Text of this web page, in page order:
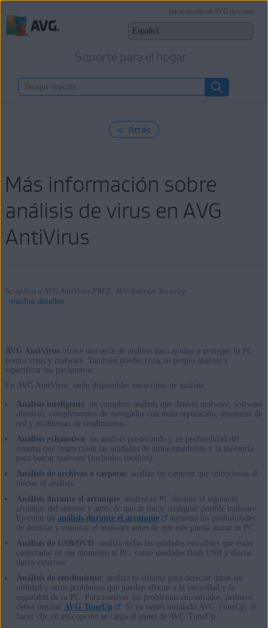
Soporte para el hogar
Inicie sesión en AVG Account
< Atrás
Más información sobre
análisis de virus en AVG
AntiVirus
Se aplica a AVG AntiVirus FREE, AVG Internet Security
mostrar detalles
Productos:
Sistemas operativos:
Windows
AVG AntiVirusofrece una serie de análisis para ayudar a proteger tu PC
contra virus y malware. También puedes crear tu propio análisis y
especificar los parámetros.
En AVG AntiVirus, están disponibles estos tipos de análisis:
Análisis inteligente: un completo análisis que detecta malware, software
obsoleto, complementos de navegador con mala reputación, amenazas de
red y problemas de rendimiento.
Análisis exhaustivo : un análisis predefinido y en profundidad del
sistema que inspecciona las unidades de almacenamiento y la memoria
para buscar malware (incluidos rootkits).
Análisis de archivos o carpetas: analiza las carpetas que seleccionas al
iniciar el análisis.
Análisis durante el arranque: analiza tu PC durante el siguiente
arranque del sistema y antes de que se inicie cualquier posible malware.
Ejecutar un análisis durante el arranque
aumenta las posibilidades
de detectar y eliminar el malware antes de que este pueda atacar tu PC.
Análisis de USB/DVD : analiza todas las unidades extraíbles que están
conectadas en ese momento al PC, como unidades flash USB y discos
duros externos.
Análisis de rendimiento : analiza tu sistema para detectar datos sin
utilidad y otros problemas que puedan afectar a la velocidad y la
seguridad de tu PC. Para resolver los problemas encontrados, primero
debes instalar AVG TuneUp
. Si ya tienes instalado AVG TuneUp, al
hacer clic en esta opción se carga el panel de AVG TuneUp.